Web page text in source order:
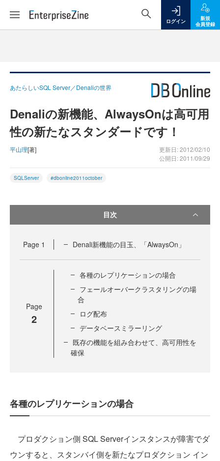
ログイン
新規
会員登録
あたらしいSQL Server／Denaliの世界
Denaliの新機能、AlwaysOnは高可用
性の新たなスタンダードです！
平山理[著]
更新日: 2012/02/10
公開日: 2011/09/29
SQLServer #dbonline2011october
目次
Page 1 Denali新機能の目玉、「AlwaysOn」
Page
2
各種のレプリケーションの場合
フェールオーバークラスタリングの場
合
ログ配布
データベースミラーリング
既存の機能を組み合わせて、高可用性を
確保
各種のレプリケーションの場合
プロダクション側 SQL Serverインスタンスが障害でダ
ウンすると、スタンバイ側を新たなプロダクション イン